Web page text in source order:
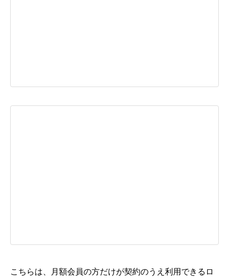
こちらは、月額会員の方だけが契約のうえ利用できるロ